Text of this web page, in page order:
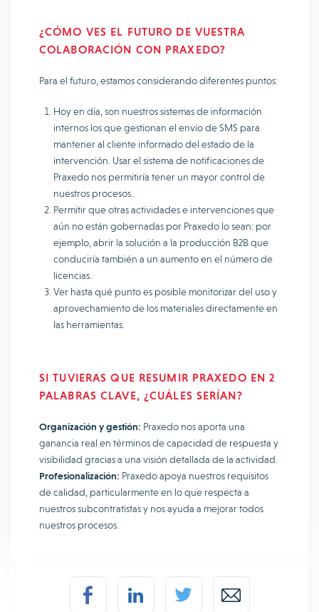
¿CÓMO VES EL FUTURO DE VUESTRA
COLABORACIÓN CON PRAXEDO?
Para el futuro, estamos considerando diferentes puntos:
Hoy en día, son nuestros sistemas de información
internos los que gestionan el envío de SMS para
mantener al cliente informado del estado de la
intervención. Usar el sistema de notificaciones de
Praxedo nos permitiría tener un mayor control de
nuestros procesos.
Permitir que otras actividades e intervenciones que
aún no están gobernadas por Praxedo lo sean: por
ejemplo, abrir la solución a la producción B2B que
conduciría también a un aumento en el número de
licencias.
Ver hasta qué punto es posible monitorizar del uso y
aprovechamiento de los materiales directamente en
las herramientas.
SI TUVIERAS QUE RESUMIR PRAXEDO EN 2
PALABRAS CLAVE, ¿CUÁLES SERÍAN?
Organización y gestión: Praxedo nos aporta una
ganancia real en términos de capacidad de respuesta y
visibilidad gracias a una visión detallada de la actividad.
Profesionalización: Praxedo apoya nuestros requisitos
de calidad, particularmente en lo que respecta a
nuestros subcontratistas y nos ayuda a mejorar todos
nuestros procesos.